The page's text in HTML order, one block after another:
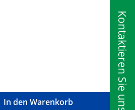
Kontaktieren Sie uns
gewünschten Wert
In den Warenkorb